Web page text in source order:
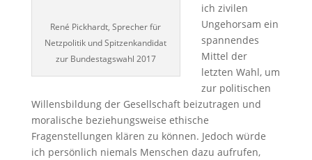
René Pickhardt, Sprecher für
Netzpolitik und Spitzenkandidat
zur Bundestagswahl 2017
ich zivilen
Ungehorsam ein
spannendes
Mittel der
letzten Wahl, um
zur politischen
Willensbildung der Gesellschaft beizutragen und
moralische beziehungsweise ethische
Fragenstellungen klären zu können. Jedoch würde
ich persönlich niemals Menschen dazu aufrufen,